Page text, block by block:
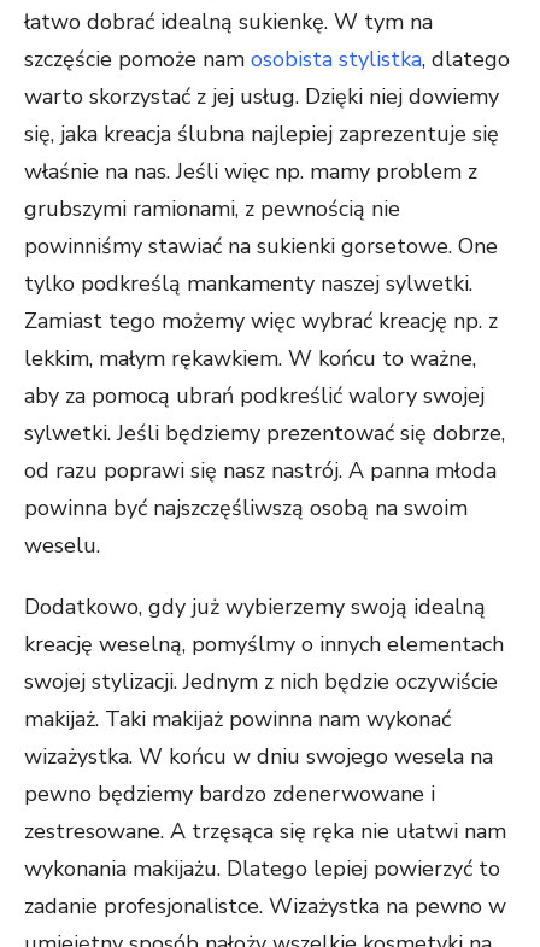
łatwo dobrać idealną sukienkę. W tym na
szczęście pomoże nam osobista stylistka, dlatego
warto skorzystać z jej usług. Dzięki niej dowiemy
się, jaka kreacja ślubna najlepiej zaprezentuje się
właśnie na nas. Jeśli więc np. mamy problem z
grubszymi ramionami, z pewnością nie
powinniśmy stawiać na sukienki gorsetowe. One
tylko podkreślą mankamenty naszej sylwetki.
Zamiast tego możemy więc wybrać kreację np. z
lekkim, małym rękawkiem. W końcu to ważne,
aby za pomocą ubrań podkreślić walory swojej
sylwetki. Jeśli będziemy prezentować się dobrze,
od razu poprawi się nasz nastrój. A panna młoda
powinna być najszczęśliwszą osobą na swoim
weselu.
Dodatkowo, gdy już wybierzemy swoją idealną
kreację weselną, pomyślmy o innych elementach
swojej stylizacji. Jednym z nich będzie oczywiście
makijaż. Taki makijaż powinna nam wykonać
wizażystka. W końcu w dniu swojego wesela na
pewno będziemy bardzo zdenerwowane i
zestresowane. A trzęsąca się ręka nie ułatwi nam
wykonania makijażu. Dlatego lepiej powierzyć to
zadanie profesjonalistce. Wizażystka na pewno w